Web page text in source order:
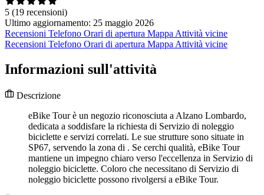
5 (19 recensioni)
Ultimo aggiornamento: 25 maggio 2026
Recensioni Telefono Orari di apertura Mappa Attività vicine
Recensioni Telefono Orari di apertura Mappa Attività vicine
Informazioni sull'attività
Descrizione
eBike Tour è un negozio riconosciuta a Alzano Lombardo,
dedicata a soddisfare la richiesta di Servizio di noleggio
biciclette e servizi correlati. Le sue strutture sono situate in
SP67, servendo la zona di . Se cerchi qualità, eBike Tour
mantiene un impegno chiaro verso l'eccellenza in Servizio di
noleggio biciclette. Coloro che necessitano di Servizio di
noleggio biciclette possono rivolgersi a eBike Tour.